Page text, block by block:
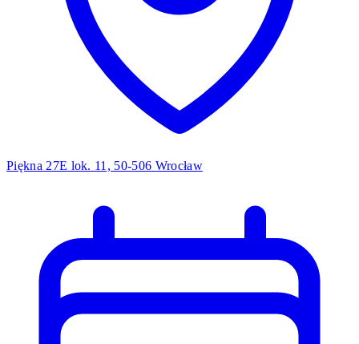
Piękna 27E lok. 11, 50-506 Wrocław